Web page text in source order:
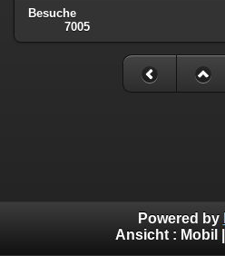
Besuche
7005
Powered by
Ansicht : Mobil